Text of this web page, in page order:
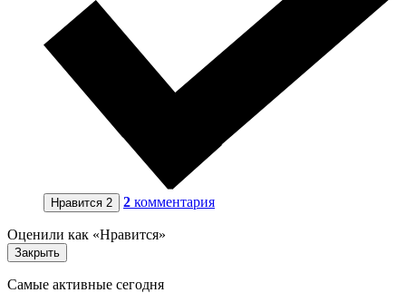
Нравится 2 2 комментария
Оценили как «Нравится»
Закрыть
Самые активные сегодня